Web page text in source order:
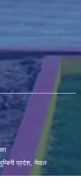
प्रदेश, नेपाल